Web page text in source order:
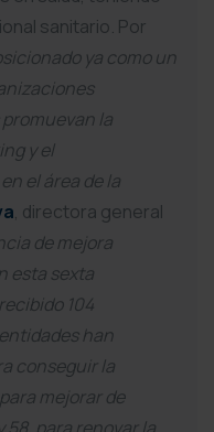
sanitario. Por
ya como un
la
y el
el área de la
, directora general
de mejora
esta sexta
104
han
conseguir la
mejorar de